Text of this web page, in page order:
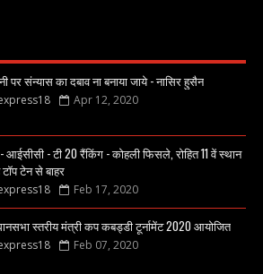
पर संन्यास का दबाव ना बनाया जाये - नासिर हुसैन
Apr 12, 2020
आईसीसी - टी 20 रैंकिंग - कोहली फिसले, रोहित 11 वें स्थान
टेन से बाहर
Feb 17, 2020
स्तरीय मंत्री कप कबड्डी टूर्नामेंट 2020 आयोजित
Feb 07, 2020